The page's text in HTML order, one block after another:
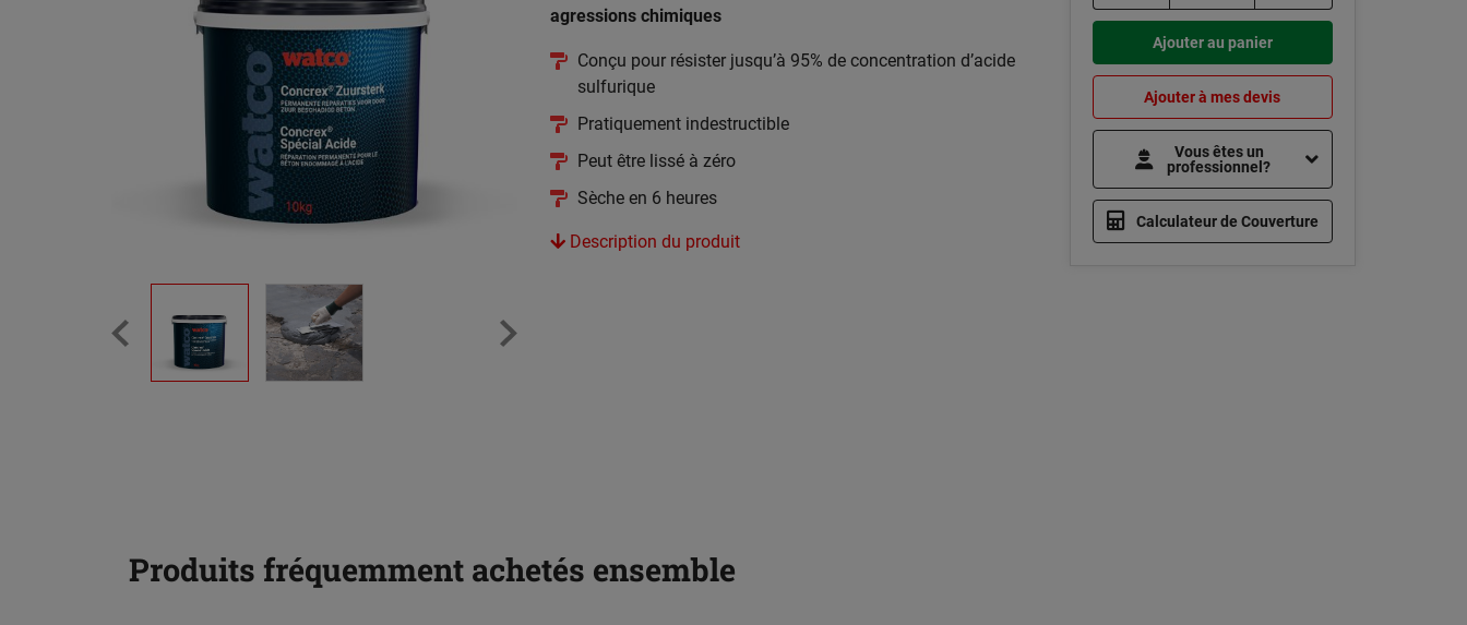
agressions chimiques
Conçu pour résister jusqu’à 95% de concentration d’acide
sulfurique
Pratiquement indestructible
Peut être lissé à zéro
Sèche en 6 heures
Description du produit
Produits fréquemment achetés ensemble
Ajouter au panier
Ajouter à mes devis
Vous êtes un
professionnel?
Calculateur de Couverture